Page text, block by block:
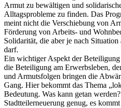
Armut zu bewältigen und
Alltagsprobleme zu finden. Das
meint nicht die Verschiebung von
Förderung von Arbeits- und
Solidarität, die aber je nach
darf.
Ein wichtiger Aspekt der
die Beteiligung am Erwerbsleben,
und Armutsfolgen bringen die
Gang. Hier bekommt das Thema
Bedeutung. Was kann getan
Stadtteilerneuerung genug, es